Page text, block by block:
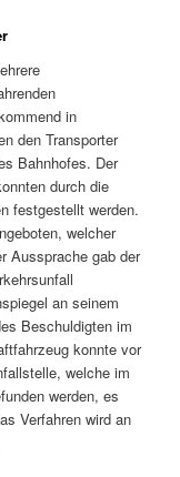
in
den Transporter
Bahnhofes. Der
durch die
festgestellt werden.
welcher
Aussprache gab der
an seinem
Beschuldigten im
konnte vor
welche im
werden, es
Verfahren wird an